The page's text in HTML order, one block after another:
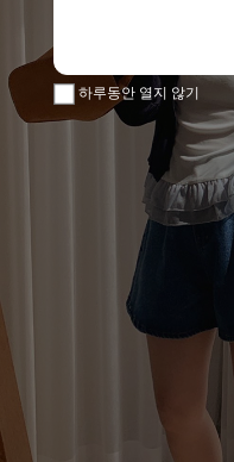
하루동안 열지 않기